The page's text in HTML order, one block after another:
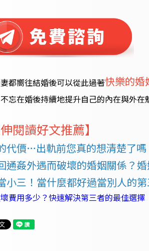
都嚮往結婚後可以從此過著快樂的婚
忘在婚後持續地提升自己的內在與外
伸閱讀好文推薦】
代價…出軌前您真的想清楚了嗎
通姦外遇而破壞的婚姻關係？
小三！當什麼都好過當別人的
費用多少？快速解決第三者的最佳選擇